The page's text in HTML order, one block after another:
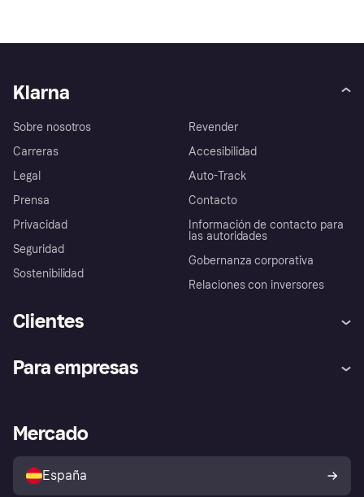
Klarna
Sobre nosotros
Carreras
Legal
Prensa
Privacidad
Seguridad
Sostenibilidad
Revender
Accesibilidad
Auto-Track
Contacto
Información de contacto para
las autoridades
Gobernanza corporativa
Relaciones con inversores
Clientes
Inicio de sesión
Directorio de tiendas
Política de protección al
comprador de Klarna
Reclamaciones
Para empresas
Acceso empresas
Mercado
España